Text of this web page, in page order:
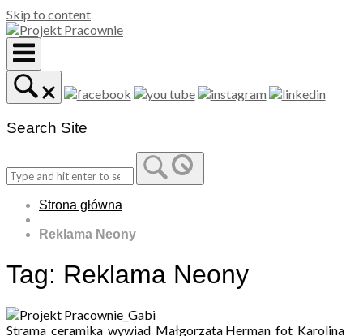
Skip to content
Search Site
Strona główna
Reklama Neony
Tag: Reklama Neony